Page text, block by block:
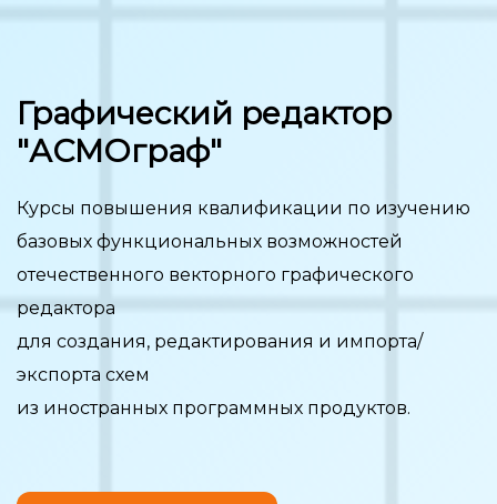
Графический редактор
"АСМОграф"
Курсы повышения квалификации по изучению
базовых функциональных возможностей
отечественного векторного графического
редактора
для создания, редактирования и импорта/
экспорта схем
из иностранных программных продуктов.